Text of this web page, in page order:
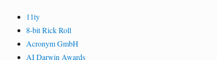
11ty
8-bit Rick Roll
Acronym GmbH
AI Darwin Awards